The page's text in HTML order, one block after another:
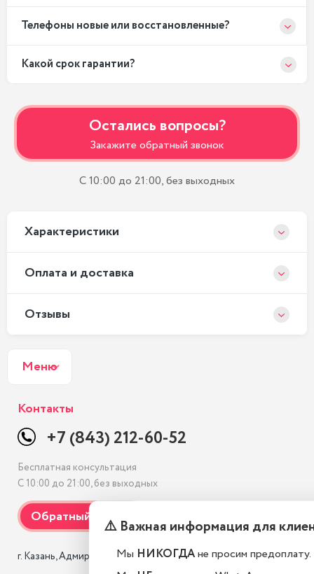
Телефоны новые или восстановленные?
Какой срок гарантии?
Остались вопросы?
Закажите обратный звонок
С 10:00 до 21:00, без выходных
Xарактеристики
Оплата и доставка
Отзывы
Меню
Контакты
+7 (843) 212-60-52
Бесплатная консультация
С 10:00 до 21:00, без выходных
г. Казань, Адмиралтейская, 3 к1
⚠️ Важная информация для
Мы НИКОГДАне просим предоплату.